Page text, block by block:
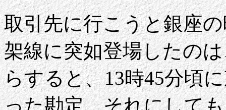
取引先に行こうと銀座
架線に突如登場したの
らすると、13時45分頃
った勘定。それにして